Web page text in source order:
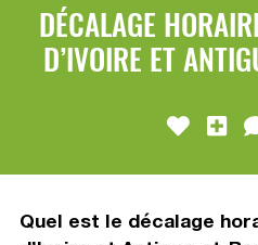
DÉCALAGE
D’IVOIRE ET
Quel est le décalage